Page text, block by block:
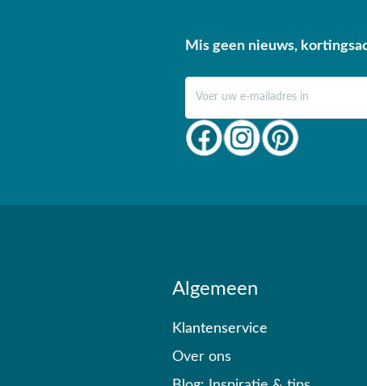
Mis geen nieuws,
Algemeen
Klantenservice
Over ons